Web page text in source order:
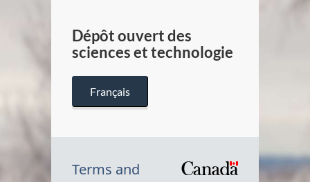
Dépôt ouvert des
sciences et technologie
Français
Terms and